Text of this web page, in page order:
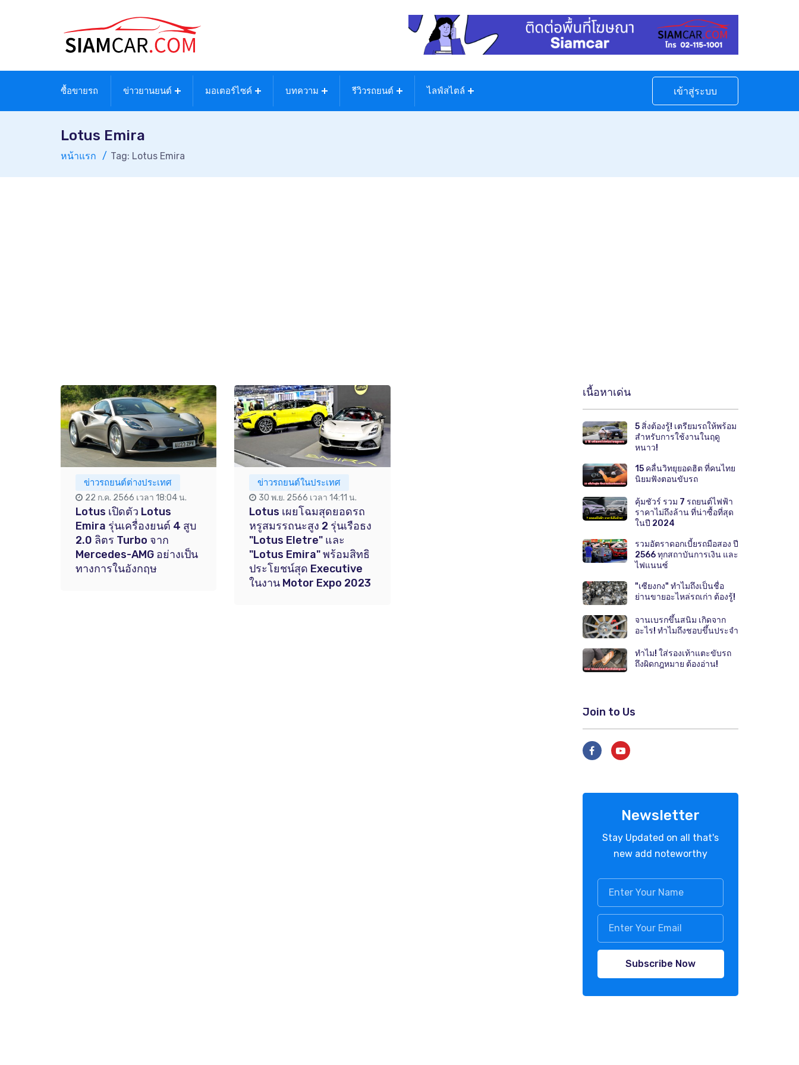
ซื้อขายรถ ข่าวยานยนต์ มอเตอร์ไซค์ บทความ รีวิวรถยนต์ ไลฟ์สไตล์ เข้าสู่ระบบ
Lotus Emira
หน้าแรก Tag: Lotus Emira
ข่าวรถยนต์ต่างประเทศ
22 ก.ค. 2566 เวลา 18:04 น.
Lotus เปิดตัว Lotus
Emira รุ่นเครื่องยนต์ 4 สูบ
2.0 ลิตร Turbo จาก
Mercedes-AMG อย่างเป็น
ทางการในอังกฤษ
ข่าวรถยนต์ในประเทศ
30 พ.ย. 2566 เวลา 14:11 น.
Lotus เผยโฉมสุดยอดรถ
หรูสมรรถนะสูง 2 รุ่นเรือธง
"Lotus Eletre" และ
"Lotus Emira" พร้อมสิทธิ
ประโยชน์สุด Executive
ในงาน Motor Expo 2023
เนื้อหาเด่น
5 สิ่งต้องรู้! เตรียมรถให้พร้อม
สำหรับการใช้งานในฤดู
หนาว!
15 คลื่นวิทยุยอดฮิต ที่คนไทย
นิยมฟังตอนขับรถ
คุ้มชัวร์ รวม 7 รถยนต์ไฟฟ้า
ราคาไม่ถึงล้าน ที่น่าซื้อที่สุด
ในปี 2024
รวมอัตราดอกเบี้ยรถมือสอง ปี
2566 ทุกสถาบันการเงิน และ
ไฟแนนซ์
"เซียงกง" ทำไมถึงเป็นชื่อ
ย่านขายอะไหล่รถเก่า ต้องรู้!
จานเบรกขึ้นสนิม เกิดจาก
อะไร! ทำไมถึงชอบขึ้นประจำ
ทำไม! ใส่รองเท้าแตะขับรถ
ถึงผิดกฎหมาย ต้องอ่าน!
Join to Us
Newsletter
Stay Updated on all that's
new add noteworthy
Subscribe Now